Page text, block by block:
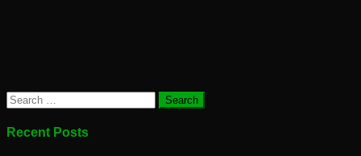
Search
for:
Recent Posts